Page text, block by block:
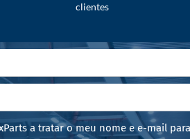
clientes
a tratar o meu nome e e-mail